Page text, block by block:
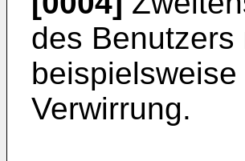
des
Verwirrung.